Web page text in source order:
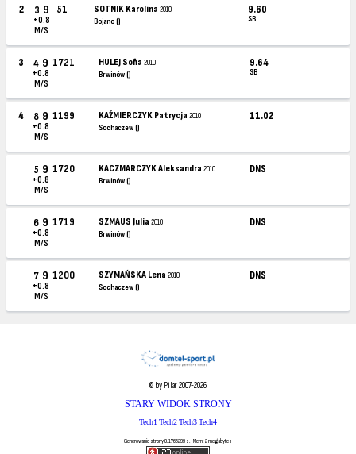
2 3 9
+0.8
M/S
51 SOTNIK Karolina2010
Bojano ()
9.60
SB
3 4 9
+0.8
M/S
1721 HULEJ Sofia 2010
Brwinów ()
9.64
SB
4 8 9
+0.8
M/S
1199 KAŹMIERCZYK Patrycja 2010
Sochaczew ()
11.02
5 9
+0.8
M/S
1720 KACZMARCZYK Aleksandra 2010
Brwinów ()
DNS
6 9
+0.8
M/S
1719 SZMAUS Julia 2010
Brwinów ()
DNS
7 9
+0.8
M/S
1200 SZYMAŃSKA Lena 2010
Sochaczew ()
DNS
© by Pilar 2007-2026
STARY WIDOK STRONY
Tech1Tech2Tech3Tech4
Generowanie strony 0.1765299 s. | Mem: 2 megabytes